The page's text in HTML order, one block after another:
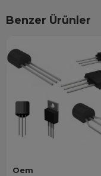
Benzer Ürünler
Oem